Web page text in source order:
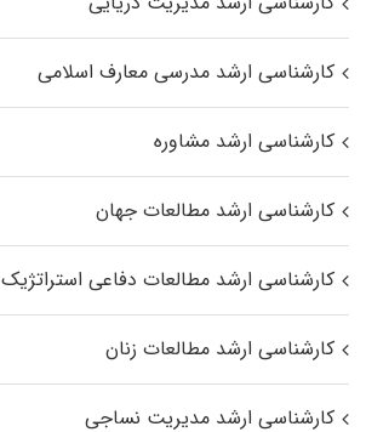
کارشناسی ارشد مدرسی معارف اسلامی
کارشناسی ارشد مشاوره
کارشناسی ارشد مطالعات جهان
کارشناسی ارشد مطالعات دفاعی استراتژیک
کارشناسی ارشد مطالعات زنان
کارشناسی ارشد مدیریت نساجی